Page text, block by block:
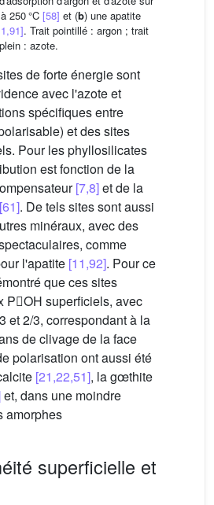
250 °C [58] et (b) une apatite
. Trait pointillé : argon ; trait
plein : azote.
de forte énergie sont
avec l'azote et
spécifiques entre
et des sites
Pour les phyllosilicates
est fonction de la
[7,8]et de la
[61]. De tels sites sont aussi
minéraux, avec des
comme
l'apatite [11,92]. Pour ce
que ces sites
POH superficiels, avec
et 2/3, correspondant à la
de clivage de la face
polarisation ont aussi été
[21,22,51], la gœthite
et, dans une moindre
amorphes
superficielle et